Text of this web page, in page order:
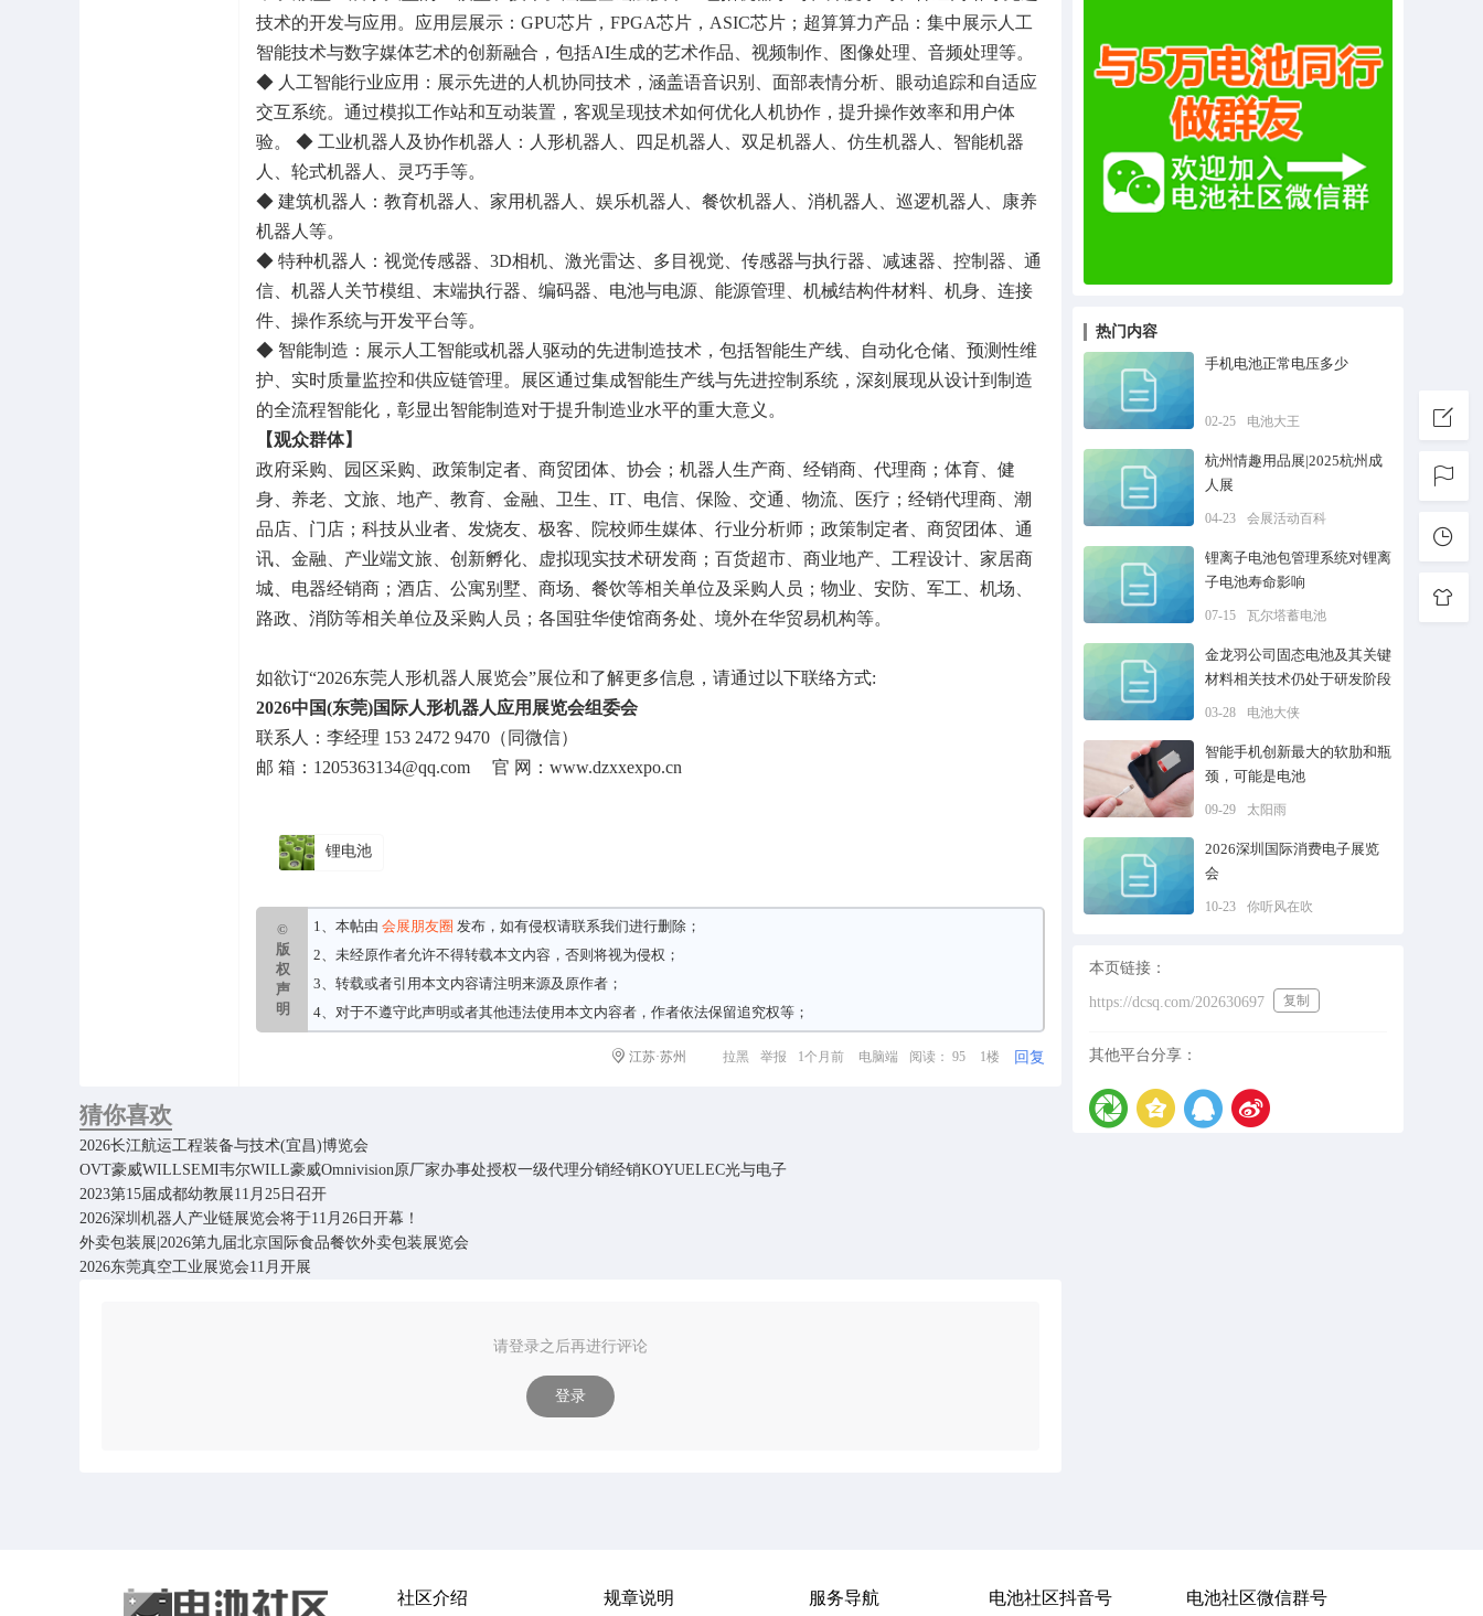
技术的开发与应用。应用层展示：GPU芯片，FPGA芯片，ASIC芯片；超算算力产品：集中展示人工
智能技术与数字媒体艺术的创新融合，包括AI生成的艺术作品、视频制作、图像处理、音频处理等。
◆ 人工智能行业应用：展示先进的人机协同技术，涵盖语音识别、面部表情分析、眼动追踪和自适应
交互系统。通过模拟工作站和互动装置，客观呈现技术如何优化人机协作，提升操作效率和用户体
验。 ◆ 工业机器人及协作机器人：人形机器人、四足机器人、双足机器人、仿生机器人、智能机器
人、轮式机器人、灵巧手等。
◆ 建筑机器人：教育机器人、家用机器人、娱乐机器人、餐饮机器人、消机器人、巡逻机器人、康养
机器人等。
◆ 特种机器人：视觉传感器、3D相机、激光雷达、多目视觉、传感器与执行器、减速器、控制器、通
信、机器人关节模组、末端执行器、编码器、电池与电源、能源管理、机械结构件材料、机身、连接
件、操作系统与开发平台等。
◆ 智能制造：展示人工智能或机器人驱动的先进制造技术，包括智能生产线、自动化仓储、预测性维
护、实时质量监控和供应链管理。展区通过集成智能生产线与先进控制系统，深刻展现从设计到制造
的全流程智能化，彰显出智能制造对于提升制造业水平的重大意义。
【观众群体】
政府采购、园区采购、政策制定者、商贸团体、协会；机器人生产商、经销商、代理商；体育、健
身、养老、文旅、地产、教育、金融、卫生、IT、电信、保险、交通、物流、医疗；经销代理商、潮
品店、门店；科技从业者、发烧友、极客、院校师生媒体、行业分析师；政策制定者、商贸团体、通
讯、金融、产业端文旅、创新孵化、虚拟现实技术研发商；百货超市、商业地产、工程设计、家居商
城、电器经销商；酒店、公寓别墅、商场、餐饮等相关单位及采购人员；物业、安防、军工、机场、
路政、消防等相关单位及采购人员；各国驻华使馆商务处、境外在华贸易机构等。
如欲订“2026东莞人形机器人展览会”展位和了解更多信息，请通过以下联络方式:
2026中国(东莞)国际人形机器人应用展览会组委会
联系人：李经理 153 2472 9470（同微信）
邮 箱：1205363134@qq.com 官 网：www.dzxxexpo.cn
锂电池
©
版
权
声
明
1、本帖由 会展朋友圈 发布，如有侵权请联系我们进行删除；
2、未经原作者允许不得转载本文内容，否则将视为侵权；
3、转载或者引用本文内容请注明来源及原作者；
4、对于不遵守此声明或者其他违法使用本文内容者，作者依法保留追究权等；
江苏·苏州 拉黑 举报 1个月前 电脑端 阅读： 95 1楼 回复
猜你喜欢
2026长江航运工程装备与技术(宜昌)博览会
​OVT豪威WILLSEMI韦尔WILL豪威Omnivision原厂家办事处授权一级代理分销经销KOYUELEC光与电子
2023第15届成都幼教展11月25日召开
2026深圳机器人产业链展览会将于11月26日开幕！
外卖包装展|2026第九届北京国际食品餐饮外卖包装展览会
2026东莞真空工业展览会11月开展
请登录之后再进行评论
登录
热门内容
手机电池正常电压多少
02-25 电池大王
杭州情趣用品展|2025杭州成
人展
04-23 会展活动百科
锂离子电池包管理系统对锂离
子电池寿命影响
07-15 瓦尔塔蓄电池
金龙羽公司固态电池及其关键
材料相关技术仍处于研发阶段
03-28 电池大侠
智能手机创新最大的软肋和瓶
颈，可能是电池
09-29 太阳雨
2026深圳国际消费电子展览
会
10-23 你听风在吹
本页链接：
https://dcsq.com/202630697 复制
其他平台分享：
社区介绍 规章说明 服务导航 电池社区抖音号 电池社区微信群号